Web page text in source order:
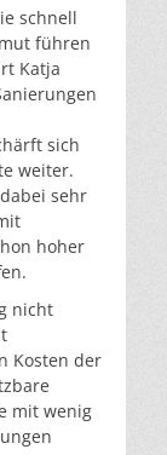
schnell
führen
Katja
sich
weiter.
sehr
hoher
nicht
Kosten der
mit wenig